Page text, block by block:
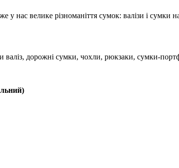
нас велике різноманіття сумок: валізи і сумки
валіз, дорожні сумки, чохли, рюкзаки, сумки-